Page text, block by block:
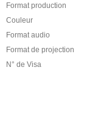
Format production
Couleur
Format audio
Format de projection
N° de Visa